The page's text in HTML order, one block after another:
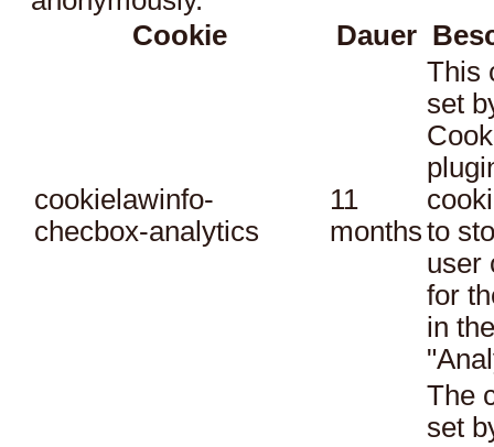
Cookie
Dauer
cookielawinfo-
checbox-analytics
11
months
This
set
to
user
for
in
The
set